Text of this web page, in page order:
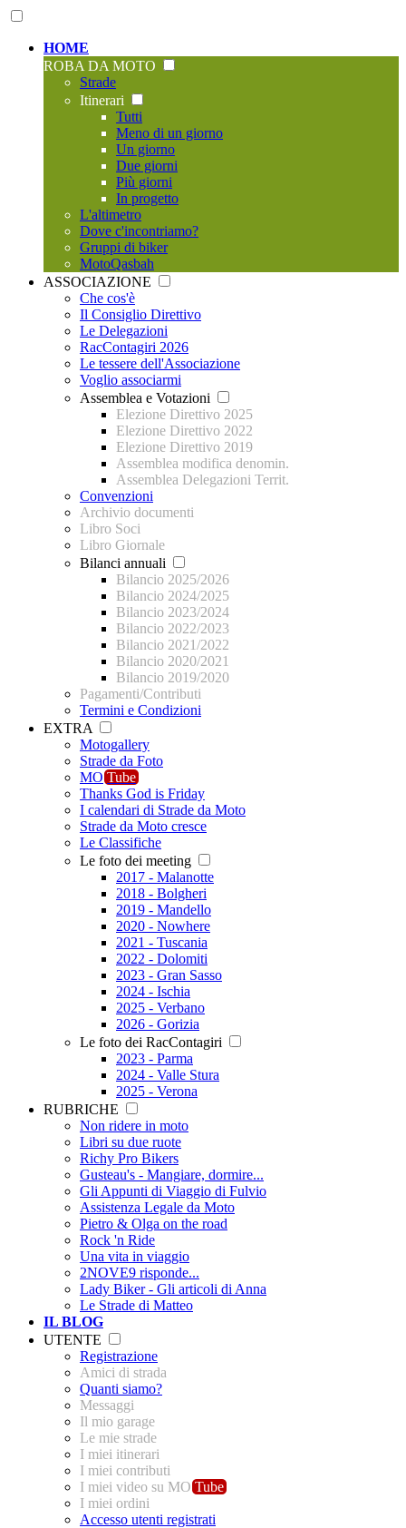
HOME
ROBA DA MOTO
Strade
Itinerari
Tutti
Meno di un giorno
Un giorno
Due giorni
Più giorni
In progetto
L'altimetro
Dove c'incontriamo?
Gruppi di biker
MotoQasbah
ASSOCIAZIONE
Che cos'è
Il Consiglio Direttivo
Le Delegazioni
RacContagiri 2026
Le tessere dell'Associazione
Voglio associarmi
Assemblea e Votazioni
Elezione Direttivo 2025
Elezione Direttivo 2022
Elezione Direttivo 2019
Assemblea modifica denomin.
Assemblea Delegazioni Territ.
Convenzioni
Archivio documenti
Libro Soci
Libro Giornale
Bilanci annuali
Bilancio 2025/2026
Bilancio 2024/2025
Bilancio 2023/2024
Bilancio 2022/2023
Bilancio 2021/2022
Bilancio 2020/2021
Bilancio 2019/2020
Pagamenti/Contributi
Termini e Condizioni
EXTRA
Motogallery
Strade da Foto
MO Tube
Thanks God is Friday
I calendari di Strade da Moto
Strade da Moto cresce
Le Classifiche
Le foto dei meeting
2017 - Malanotte
2018 - Bolgheri
2019 - Mandello
2020 - Nowhere
2021 - Tuscania
2022 - Dolomiti
2023 - Gran Sasso
2024 - Ischia
2025 - Verbano
2026 - Gorizia
Le foto dei RacContagiri
2023 - Parma
2024 - Valle Stura
2025 - Verona
RUBRICHE
Non ridere in moto
Libri su due ruote
Richy Pro Bikers
Gusteau's - Mangiare, dormire...
Gli Appunti di Viaggio di Fulvio
Assistenza Legale da Moto
Pietro & Olga on the road
Rock 'n Ride
Una vita in viaggio
2NOVE9 risponde...
Lady Biker - Gli articoli di Anna
Le Strade di Matteo
IL BLOG
UTENTE
Registrazione
Amici di strada
Quanti siamo?
Messaggi
Il mio garage
Le mie strade
I miei itinerari
I miei contributi
I miei video su MO Tube
I miei ordini
Accesso utenti registrati